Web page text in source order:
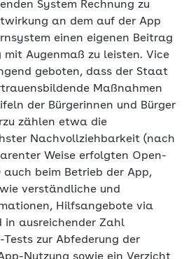
System Rechnung zu
an dem auf der App
einen eigenen Beitrag
mit Augenmaß zu leisten. Vice
geboten, dass der Staat
Maßnahmen
der Bürgerinnen und Bürger
zählen etwa die
Nachvollziehbarkeit (nach
Weise erfolgten Open-
beim Betrieb der App,
verständliche und
Hilfsangebote via
in ausreichender Zahl
zur Abfederung der